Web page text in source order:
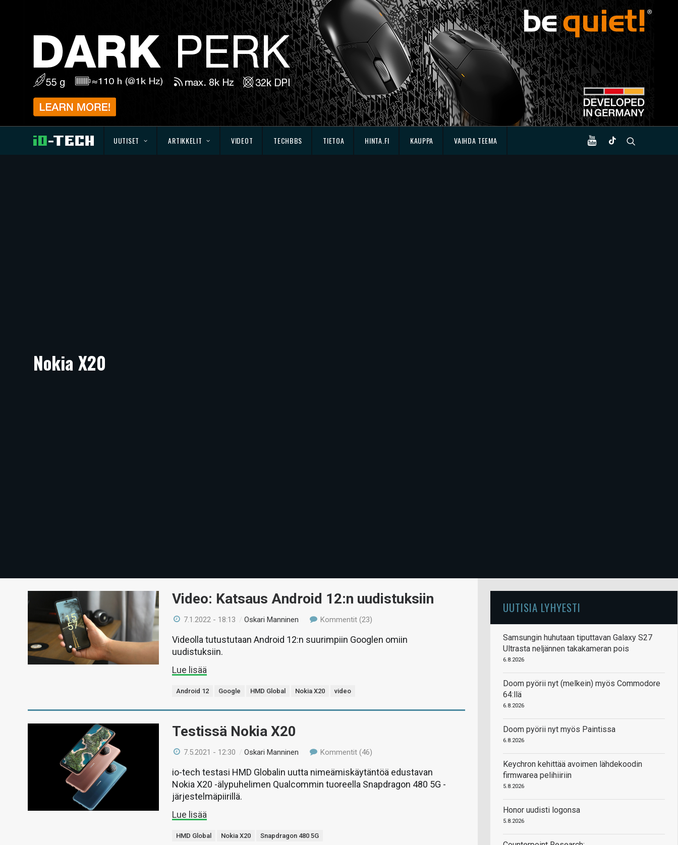
UUTISET ARTIKKELIT VIDEOT TECHBBS TIETOA HINTA.FI KAUPPA VAIHDA TEEMA
Nokia X20
Video: Katsaus Android 12:n uudistuksiin
7.1.2022 - 18:13 /Oskari Manninen Kommentit (23)
Videolla tutustutaan Android 12:n suurimpiin Googlen omiin
uudistuksiin.
Lue lisää
Android 12 Google HMD Global Nokia X20 video
Testissä Nokia X20
7.5.2021 - 12:30 /Oskari Manninen Kommentit (46)
io-tech testasi HMD Globalin uutta nimeämiskäytäntöä edustavan
Nokia X20 -älypuhelimen Qualcommin tuoreella Snapdragon 480 5G -
järjestelmäpiirillä.
Lue lisää
HMD Global Nokia X20 Snapdragon 480 5G
UUTISIA LYHYESTI
Samsungin huhutaan tiputtavan Galaxy S27
Ultrasta neljännen takakameran pois
6.8.2026
Doom pyörii nyt (melkein) myös Commodore
64:llä
6.8.2026
Doom pyörii nyt myös Paintissa
6.8.2026
Keychron kehittää avoimen lähdekoodin
firmwarea pelihiiriin
5.8.2026
Honor uudisti logonsa
5.8.2026